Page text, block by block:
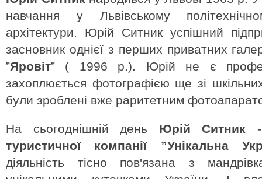
навчання у Львівському
архітектури. Юрій Ситник успішний
засновник однієї з перших приватних
”Яровіт” ( 1996 р.). Юрій не є
захоплюється фотографією ще зі
були зроблені вже раритетним
На сьогоднішній день Юрій Ситник
туристичної компанії ”Унікальна
діяльність тісно пов'язана з